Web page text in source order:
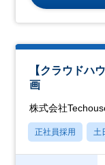
【クラウドハ
画
株式会社
正社員採用 土